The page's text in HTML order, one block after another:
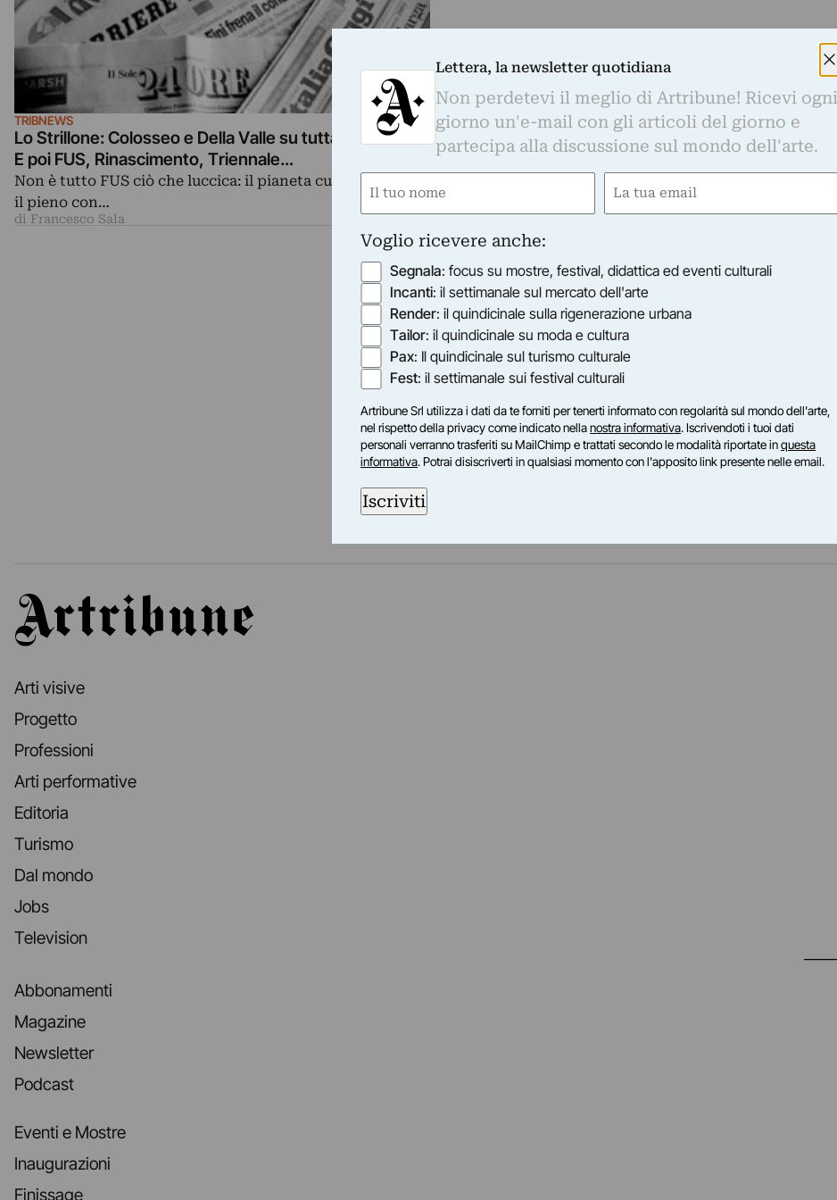
TRIBNEWS
Lo Strillone: Colosseo e Della Valle su tutta la stampa.
E poi FUS, Rinascimento, Triennale…
Non è tutto FUS ciò che luccica: il pianeta cultura ha fato
il pieno con…
di Francesco Sala
Artribune
Arti visive
Progetto
Professioni
Arti performative
Editoria
Turismo
Dal mondo
Jobs
Television
Abbonamenti
Magazine
Newsletter
Podcast
Eventi e Mostre
Inaugurazioni
Finissage
Lettera, la newsletter quotidiana
Non perdetevi il meglio di Artribune! Ricevi ogni
giorno un'e-mail con gli articoli del giorno e
partecipa alla discussione sul mondo dell'arte.
Nome
Email
Voglio ricevere anche:
Segnala: focus su mostre, festival, didattica ed eventi culturali
Incanti: il settimanale sul mercato dell'arte
Render: il quindicinale sulla rigenerazione urbana
Tailor: il quindicinale su moda e cultura
Pax: Il quindicinale sul turismo culturale
Fest: il settimanale sui festival culturali
Artribune Srl utilizza i dati da te forniti per tenerti informato con regolarità sul mondo dell'arte,
nel rispetto della privacy come indicato nellanostra informativa. Iscrivendoti i tuoi dati
personali verranno trasferiti su MailChimp e trattati secondo le modalità riportate inquesta
informativa. Potrai disiscriverti in qualsiasi momento con l'apposito link presente nelle email.
Iscriviti